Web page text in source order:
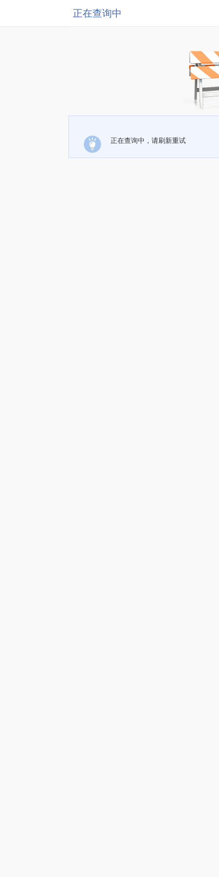
正在查询中
正在查询中，请刷新重试